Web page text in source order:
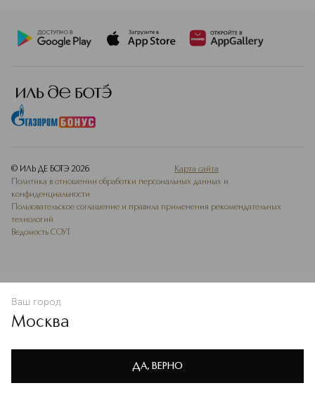
Политике конфиденциальности
В КОРЗИНУ
© ИЛЬ ДЕ БОТЭ 2026
Карта сайта
Политика в отношении обработки персональных данных и
конфиденциальности
Пользовательское соглашение и правила применения рекомендательных
технологий
Ведомость СОУТ
Ваш город
Москва
ДА, ВЕРНО